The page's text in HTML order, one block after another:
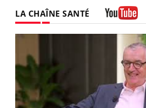
LA CHAÎNE SANTÉ